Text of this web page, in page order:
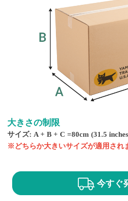
大きさの制限
サイズ: A + B + C =80cm (31.5
※どちらか大きいサイズが適用され
今すぐ